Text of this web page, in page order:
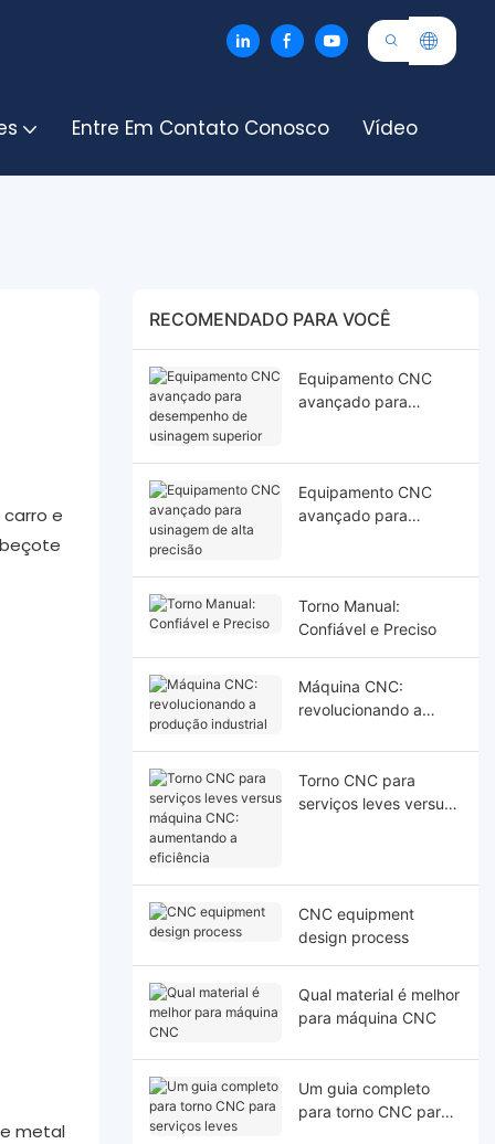
Entre Em Contato Conosco Vídeo
e
metal
RECOMENDADO PARA VOCÊ
Equipamento CNC
avançado para
Equipamento CNC
avançado para
Torno Manual:
Confiável e Preciso
Máquina CNC:
revolucionando a
Torno CNC para
serviços leves versus
CNC equipment
design process
Qual material é melhor
para máquina CNC
Um guia completo
para torno CNC para